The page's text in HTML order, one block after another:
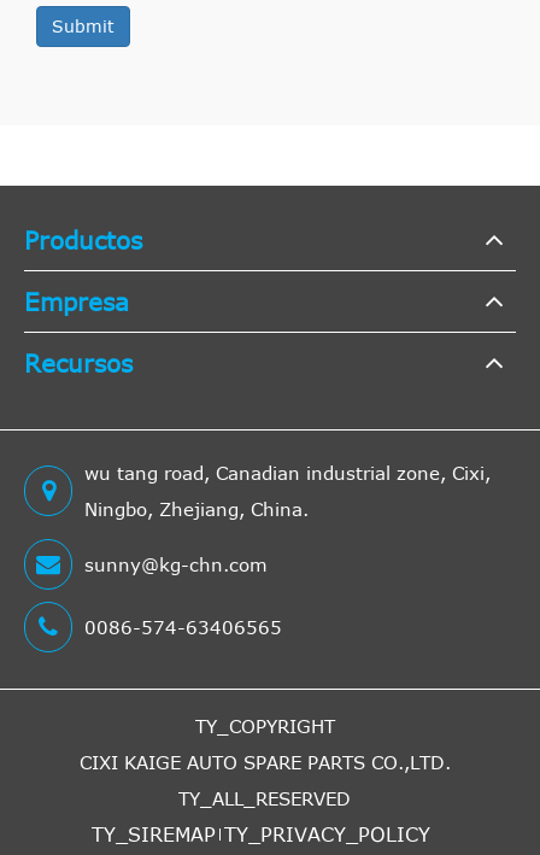
Submit
Productos
Empresa
Recursos
wu tang road, Canadian industrial zone, Cixi,
Ningbo, Zhejiang, China.
sunny@kg-chn.com
0086-574-63406565
TY_COPYRIGHT
CIXI KAIGE AUTO SPARE PARTS CO.,LTD.
TY_ALL_RESERVED
TY_SIREMAP TY_PRIVACY_POLICY